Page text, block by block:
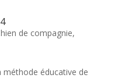
de compagnie,
méthode éducative de